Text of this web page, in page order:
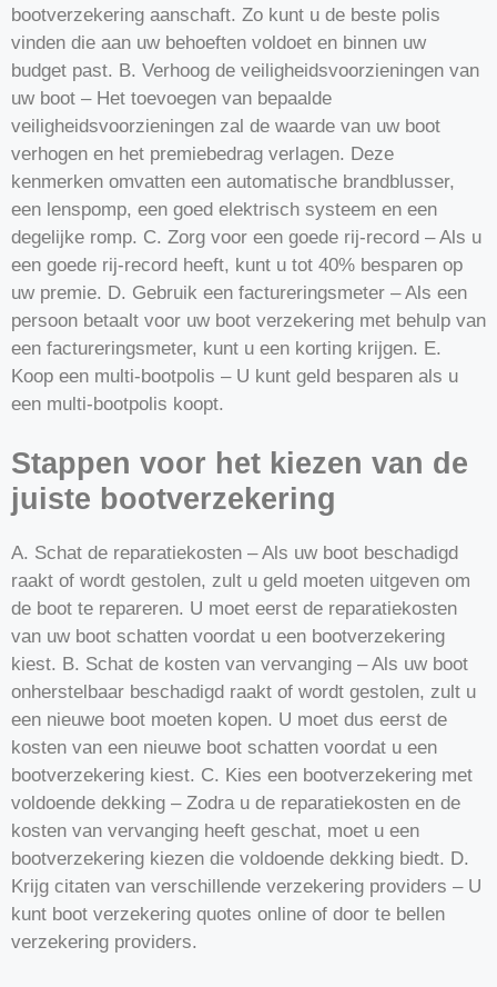
bootverzekering aanschaft. Zo kunt u de beste polis
vinden die aan uw behoeften voldoet en binnen uw
budget past. B. Verhoog de veiligheidsvoorzieningen van
uw boot – Het toevoegen van bepaalde
veiligheidsvoorzieningen zal de waarde van uw boot
verhogen en het premiebedrag verlagen. Deze
kenmerken omvatten een automatische brandblusser,
een lenspomp, een goed elektrisch systeem en een
degelijke romp. C. Zorg voor een goede rij-record – Als u
een goede rij-record heeft, kunt u tot 40% besparen op
uw premie. D. Gebruik een factureringsmeter – Als een
persoon betaalt voor uw boot verzekering met behulp van
een factureringsmeter, kunt u een korting krijgen. E.
Koop een multi-bootpolis – U kunt geld besparen als u
een multi-bootpolis koopt.
Stappen voor het kiezen van de
juiste bootverzekering
A. Schat de reparatiekosten – Als uw boot beschadigd
raakt of wordt gestolen, zult u geld moeten uitgeven om
de boot te repareren. U moet eerst de reparatiekosten
van uw boot schatten voordat u een bootverzekering
kiest. B. Schat de kosten van vervanging – Als uw boot
onherstelbaar beschadigd raakt of wordt gestolen, zult u
een nieuwe boot moeten kopen. U moet dus eerst de
kosten van een nieuwe boot schatten voordat u een
bootverzekering kiest. C. Kies een bootverzekering met
voldoende dekking – Zodra u de reparatiekosten en de
kosten van vervanging heeft geschat, moet u een
bootverzekering kiezen die voldoende dekking biedt. D.
Krijg citaten van verschillende verzekering providers – U
kunt boot verzekering quotes online of door te bellen
verzekering providers.